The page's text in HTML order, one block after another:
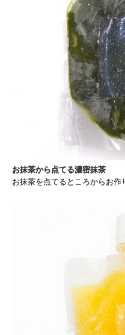
お抹茶から点てる濃密抹茶
お抹茶を点てるところからお作